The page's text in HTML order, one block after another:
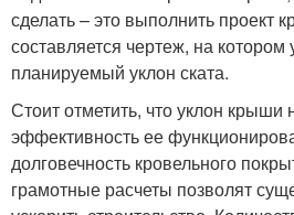
сделать – это выполнить проект
составляется чертеж, на котором
планируемый уклон ската.
Стоит отметить, что уклон
эффективность ее
долговечность кровельного
грамотные расчеты позволят